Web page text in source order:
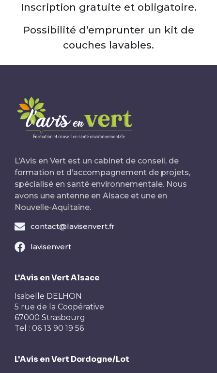
Inscription gratuite et obligatoire.
Possibilité d’emprunter un kit de
couches lavables.
L’Avis en Vert est un cabinet de conseil, de
formation et d’accompagnement de projets,
spécialisé en santé environnementale. Nous
avons une antenne en Alsace et une en
Nouvelle-Aquitaine.
contact@lavisenvert.fr
lavisenvert
L'Avis en Vert Alsace
Isabelle DELHON
5 rue de la Coopérative
67000 Strasbourg
Tel : 06 13 90 19 56
L'Avis en Vert Dordogne/Lot